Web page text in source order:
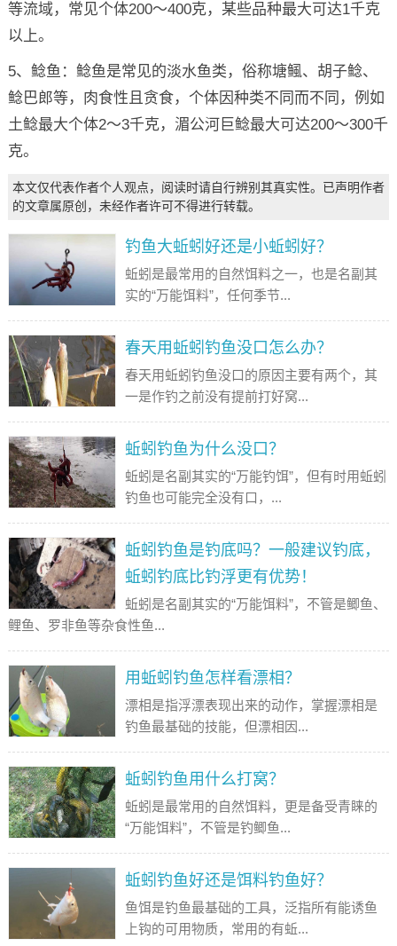
等流域，常见个体200～400克，某些品种最大可达1千克
以上。
5、鲶鱼：鲶鱼是常见的淡水鱼类，俗称塘鲺、胡子鲶、
鲶巴郎等，肉食性且贪食，个体因种类不同而不同，例如
土鲶最大个体2～3千克，湄公河巨鲶最大可达200～300千
克。
本文仅代表作者个人观点，阅读时请自行辨别其真实性。已声明作者
的文章属原创，未经作者许可不得进行转载。
钓鱼大蚯蚓好还是小蚯蚓好？
蚯蚓是最常用的自然饵料之一，也是名副其
实的“万能饵料”，任何季节...
春天用蚯蚓钓鱼没口怎么办？
春天用蚯蚓钓鱼没口的原因主要有两个，其
一是作钓之前没有提前打好窝...
蚯蚓钓鱼为什么没口？
蚯蚓是名副其实的“万能钓饵”，但有时用蚯蚓
钓鱼也可能完全没有口，...
蚯蚓钓鱼是钓底吗？一般建议钓底，
蚯蚓钓底比钓浮更有优势！
蚯蚓是名副其实的“万能饵料”，不管是鲫鱼、
鲤鱼、罗非鱼等杂食性鱼...
用蚯蚓钓鱼怎样看漂相？
漂相是指浮漂表现出来的动作，掌握漂相是
钓鱼最基础的技能，但漂相因...
蚯蚓钓鱼用什么打窝？
蚯蚓是最常用的自然饵料，更是备受青睐的
“万能饵料”，不管是钓鲫鱼...
蚯蚓钓鱼好还是饵料钓鱼好？
鱼饵是钓鱼最基础的工具，泛指所有能诱鱼
上钩的可用物质，常用的有蚯...